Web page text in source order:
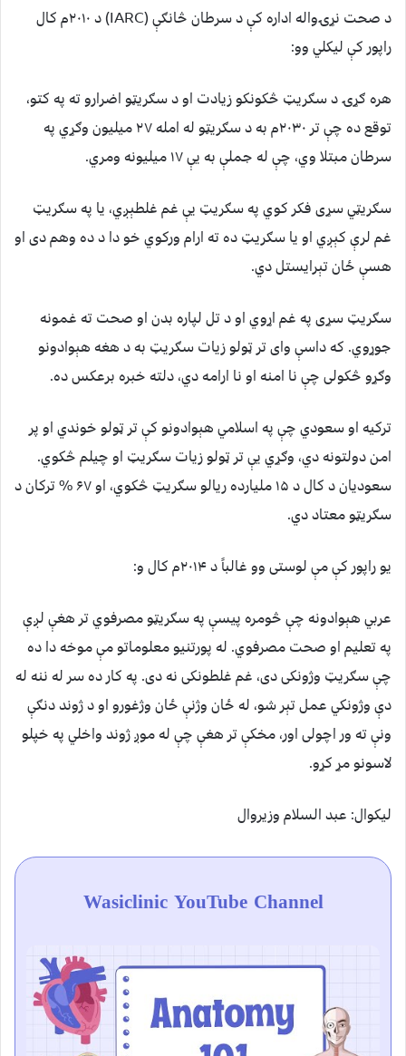
د صحت نړۍواله اداره کې د سرطان څانګې (IARC) د ۲۰۱۰م کال
راپور کې لیکلي وو:
هره ګړۍ د سګریټ څکونکو زیادت او د سګریټو اضرارو ته په کتو،
توقع ده چې تر ۲۰۳۰م به د سګریټو له امله ۲۷ میلیون وګړي په
سرطان مبتلا وي، چې له جملې به یې ۱۷ میلیونه ومري.
سګریټي سړی فکر کوي په سګریټ یې غم غلطېږي، یا په سګریټ
غم لرې کېږي او یا سګریټ ده ته ارام ورکوي خو دا د ده وهم دی او
هسې ځان تېرايستل دي.
سګریټ سړی په غم اړوي او د تل لپاره بدن او صحت ته غمونه
جوړوي. که داسې وای تر ټولو زیات سګریټ به د هغه هېوادونو
وګړو څکولی چې نا امنه او نا ارامه دي، دلته خبره برعکس ده.
ترکیه او سعودي چې په اسلامي هېوادونو کې تر ټولو خوندي او پر
امن دولتونه دي، وګړي یې تر ټولو زیات سګريټ او چیلم څکوي.
سعودیان د کال د ۱۵ مليارده ریالو سګریټ څکوي، او ۶۷ % ترکان د
سګریټو معتاد دي.
یو راپور کې مې لوستی وو غالباً د ۲۰۱۴م کال و:
عربي هېوادونه چې څومره پیسې په سګریټو مصرفوي تر هغې لږې
په تعلیم او صحت مصرفوي. له پورتنیو معلوماتو مې موخه دا ده
چې سګریټ وژونکی دی، غم غلطونکی نه دی. په کار ده سر له ننه له
دې وژونکي عمل تېر شو، له ځان وژنې ځان وژغورو او د ژوند دنګې
ونې ته ور اچولی اور، مخکې تر هغې چې له موږ ژوند واخلي په خپلو
لاسونو مړ کړو.
ليکوال: عبد السلام وزيروال
Wasiclinic YouTube Channel